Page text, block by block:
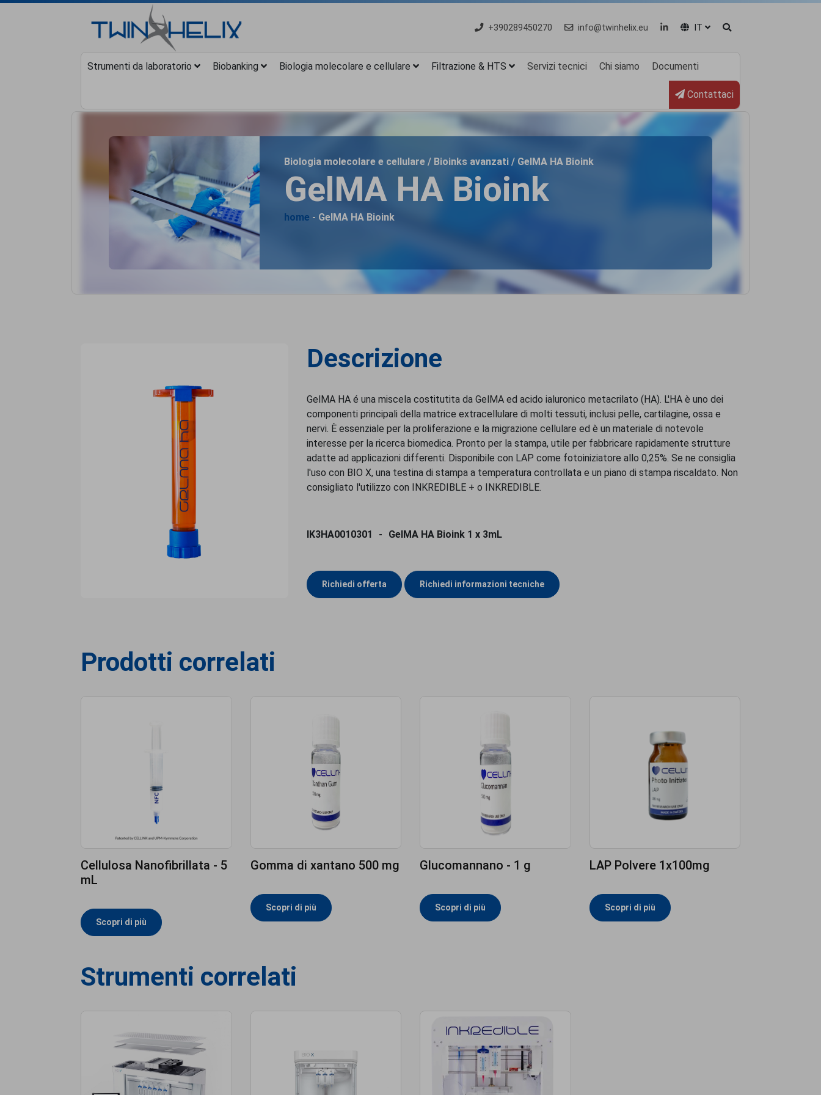
IT
info@twinhelix.eu
+390289450270
Strumenti da laboratorio Biobanking Biologia molecolare e cellulare Filtrazione & HTS Servizi tecnici Chi siamo Documenti
Contattaci
Biologia molecolare e cellulare / Bioinks avanzati / GelMA HA Bioink
GelMA HA Bioink
home - GelMA HA Bioink
Descrizione
GelMA HA é una miscela costitutita da GelMA ed acido ialuronico metacrilato (HA). L'HA è uno dei
componenti principali della matrice extracellulare di molti tessuti, inclusi pelle, cartilagine, ossa e
nervi. È essenziale per la proliferazione e la migrazione cellulare ed è un materiale di notevole
interesse per la ricerca biomedica. Pronto per la stampa, utile per fabbricare rapidamente strutture
adatte ad applicazioni differenti. Disponibile con LAP come fotoiniziatore allo 0,25%. Se ne consiglia
l'uso con BIO X, una testina di stampa a temperatura controllata e un piano di stampa riscaldato. Non
consigliato l'utilizzo con INKREDIBLE + o INKREDIBLE.
IK3HA0010301 GelMA HA Bioink 1 x 3mL
Richiedi offerta Richiedi informazioni tecniche
Prodotti correlati
Cellulosa Nanofibrillata - 5
mL
Scopri di più
Gomma di xantano 500 mg
Scopri di più
Glucomannano - 1 g
Scopri di più
LAP Polvere 1x100mg
Scopri di più
Strumenti correlati